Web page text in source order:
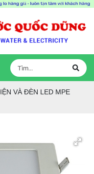
VÀ ĐÈN LED MPE